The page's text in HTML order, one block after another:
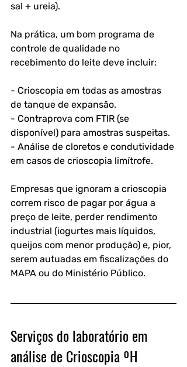
sal + ureia).
Na prática, um bom programa de
controle de qualidade no
recebimento do leite deve incluir:
- Crioscopia em todas as amostras
de tanque de expansão.
- Contraprova com FTIR (se
disponível) para amostras suspeitas.
- Análise de cloretos e condutividade
em casos de crioscopia limítrofe.
Empresas que ignoram a crioscopia
correm risco de pagar por água a
preço de leite, perder rendimento
industrial (iogurtes mais líquidos,
queijos com menor produção) e, pior,
serem autuadas em fiscalizações do
MAPA ou do Ministério Público.
Serviços do laboratório em
análise de Crioscopia ºH